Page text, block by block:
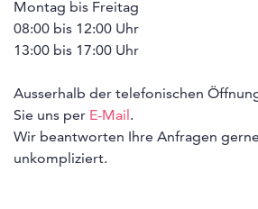
Montag bis Freitag
08:00 bis 12:00 Uhr
13:00 bis 17:00 Uhr
Ausserhalb der telefonischen
Sie uns per E-Mail .
Wir beantworten Ihre Anfragen
unkompliziert.